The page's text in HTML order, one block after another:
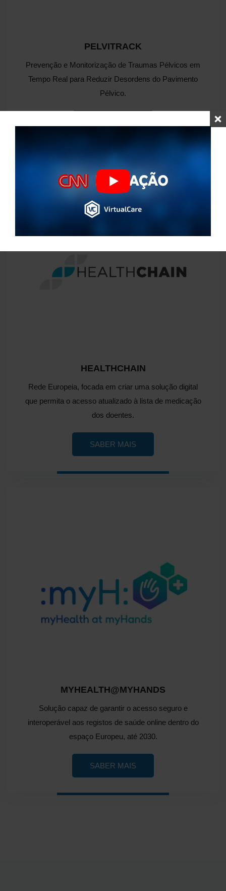
PELVITRACK
Prevenção e Monitorização de Traumas Pélvicos em
Tempo Real para Reduzir Desordens do Pavimento
Pélvico.
HEALTHCHAIN
Rede Europeia, focada em criar uma solução digital
que permita o acesso atualizado à lista de medicação
dos doentes.
SABER MAIS
MYHEALTH@MYHANDS
Solução capaz de garantir o acesso seguro e
interoperável aos registos de saúde online dentro do
espaço Europeu, até 2030.
SABER MAIS
Play